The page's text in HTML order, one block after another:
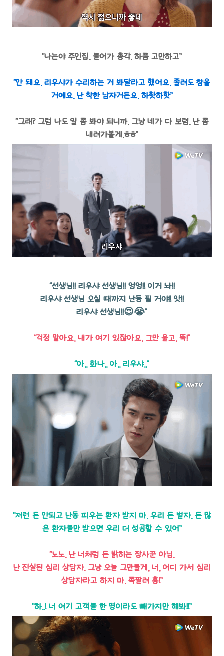
“나는야 주인집. 들어가 총각. 하품 고만하고”
“안 돼요. 리우샤가 수리하는 거 봐달라고 했어요. 졸려도 참을
거예요. 난 착한 남자거든요. 하핫하핫”
“그래? 그럼 나도 일 좀 봐야 되니까. 그냥 네가 다 보렴. 난 좀
내려가볼게.ㅎㅎ”
“선생님!! 리우샤 선생님!! 엉엉!! 이거 놔!!
리우샤 선생님 오실 때까지 난동 필 거야!! 앗!!
리우샤 선생님!!😍😭”
“걱정 말아요. 내가 여기 있잖아요. 그만 울고, 뚝!”
“아.. 화나.. 아.. 리우샤..”
“저런 돈 안되고 난동 피우는 환자 받지 마. 우리 돈 벌자. 돈 많
은 환자들만 받으면 우리 더 성공할 수 있어”
“노노. 난 너처럼 돈 밝히는 장사꾼 아님.
난 진실된 심리 상담자. 그냥 오늘 그만둘게, 너, 어디 가서 심리
상담자라고 하지 마. 쪽팔려 흥!”
“하..! 너 여기 고객들 한 명이라도 빼가지만 해봐!!”